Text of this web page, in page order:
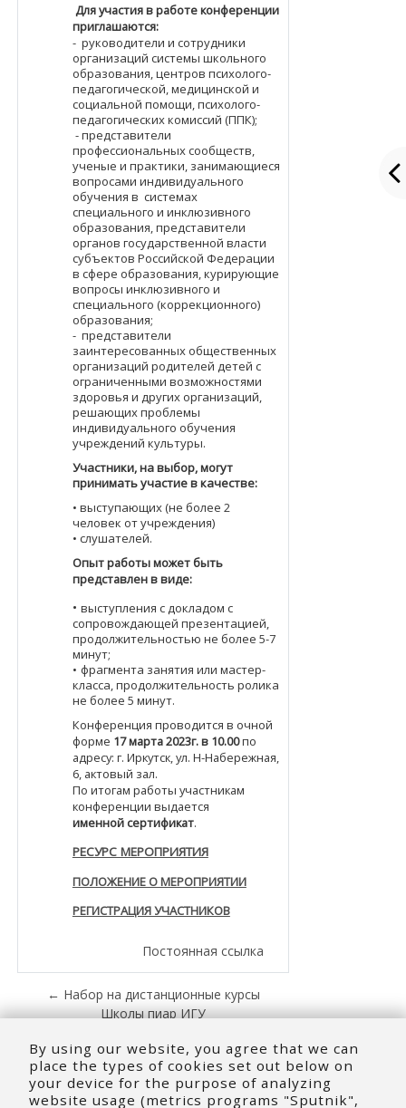
Для участия в работе конференции
приглашаются:
- руководители и сотрудники
организаций системы школьного
образования, центров психолого-
педагогической, медицинской и
социальной помощи, психолого-
педагогических комиссий (ППК);
- представители
профессиональных сообществ,
ученые и практики, занимающиеся
вопросами индивидуального
обучения в системах
специального и инклюзивного
образования, представители
органов государственной власти
субъектов Российской Федерации
в сфере образования, курирующие
вопросы инклюзивного и
специального (коррекционного)
образования;
- представители
заинтересованных общественных
организаций родителей детей с
ограниченными возможностями
здоровья и других организаций,
решающих проблемы
индивидуального обучения
учреждений культуры.
Участники, на выбор, могут
принимать участие в качестве:
• выступающих (не более 2
человек от учреждения)
• слушателей.
Опыт работы может быть
представлен в виде:
• выступления с докладом с
сопровождающей презентацией,
продолжительностью не более 5-7
минут;
• фрагмента занятия или мастер-
класса, продолжительность ролика
не более 5 минут.
Конференция проводится в очной
форме 17 марта 2023г. в 10.00по
адресу: г. Иркутск, ул. Н-Набережная,
6, актовый зал.
По итогам работы участникам
конференции выдается
именной сертификат.
РЕСУРС МЕРОПРИЯТИЯ
ПОЛОЖЕНИЕ О МЕРОПРИЯТИИ
РЕГИСТРАЦИЯ УЧАСТНИКОВ
Постоянная ссылка
← Набор на дистанционные курсы
Школы пиар ИГУ
Школа абитуриентов магистратуры по
интерпретации →
By using our website, you agree that we can
place the types of cookies set out below on
your device for the purpose of analyzing
website usage (metrics programs "Sputnik",